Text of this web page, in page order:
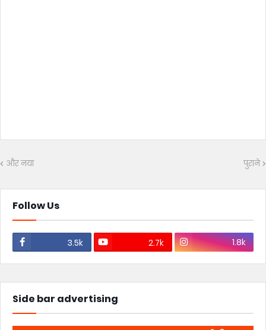
और नया पुराने
Follow Us
3.5k 2.7k 1.8k
Side bar advertising